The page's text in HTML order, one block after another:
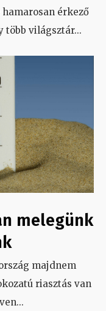
érkező
több világsztár...
melegünk
majdnem
riasztás van
...